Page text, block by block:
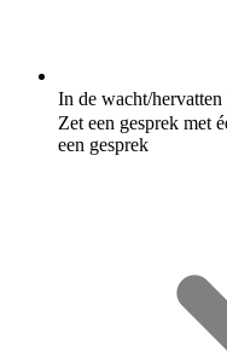
In de wacht/
Zet een gesprek met
een gesprek